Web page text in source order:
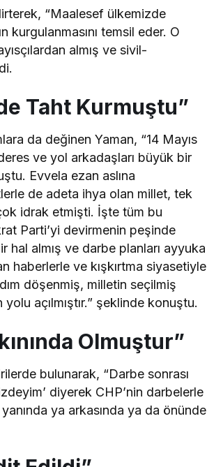
“Maalesef ülkemizde
kurgulanmasını temsil eder. O
almış ve sivil-
Taht Kurmuştu”
da değinen Yaman, “14 Mayıs
ve yol arkadaşları büyük bir
Evvela ezan aslına
de adeta ihya olan millet, tek
idrak etmişti. İşte tüm bu
Parti’yi devirmenin peşinde
hal almış ve darbe planları ayyuka
haberlerle ve kışkırtma siyasetiyle
döşenmiş, milletin seçilmiş
açılmıştır.” şeklinde konuştu.
Olmuştur”
bulunarak, “Darbe sonrası
diyerek CHP’nin darbelerle
ya arkasında ya da önünde